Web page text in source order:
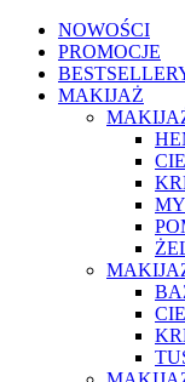
NOWOŚCI
PROMOCJE
MAKIJAŻ